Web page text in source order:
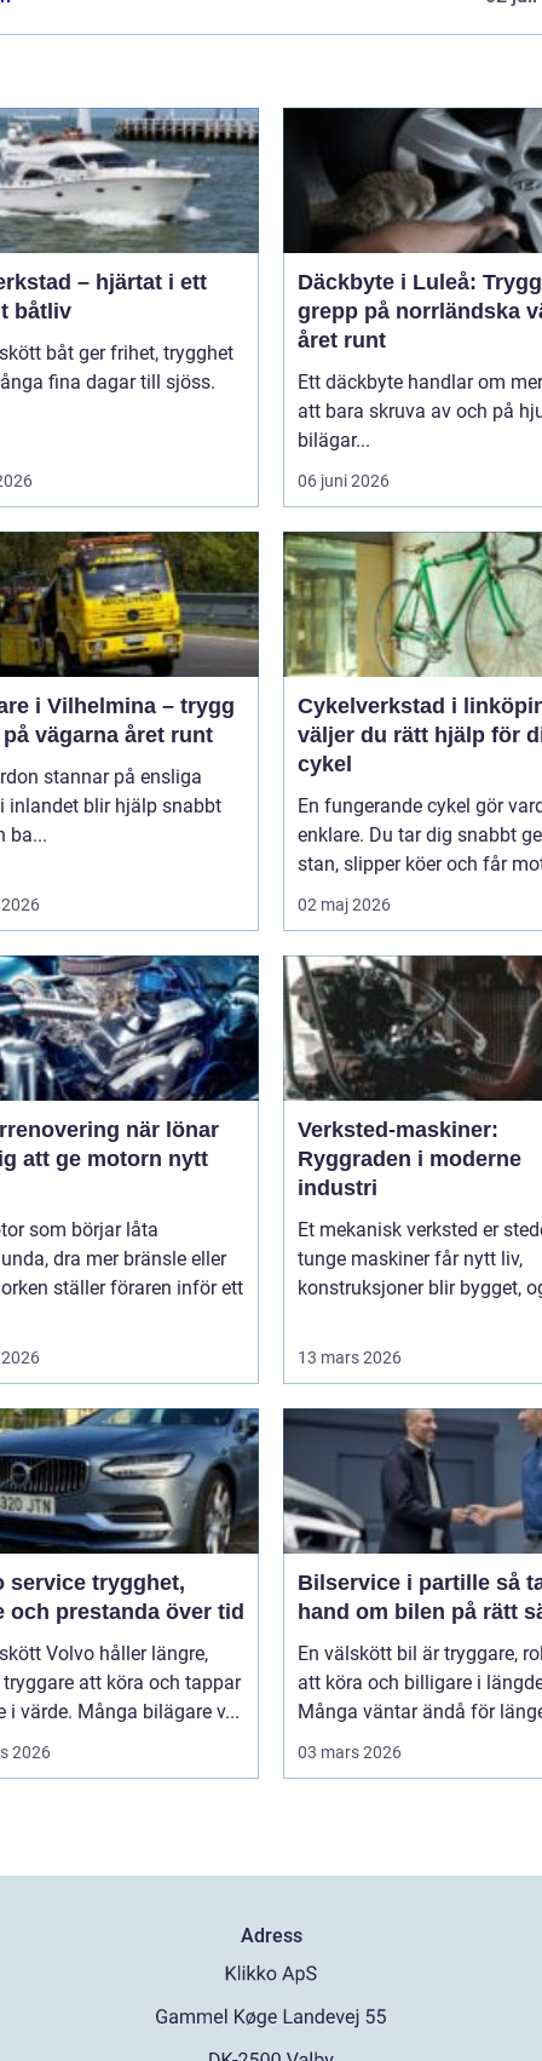
– hjärtat i ett
båtliv
båt ger frihet, trygghet
fina dagar till sjöss.
Däckbyte i Luleå:
grepp på norrländska
året runt
Ett däckbyte handlar om
att bara skruva av och på
bilägar...
06 juni 2026
i Vilhelmina – trygg
vägarna året runt
stannar på ensliga
inlandet blir hjälp snabbt
ba...
Cykelverkstad i linköping
väljer du rätt hjälp för
cykel
En fungerande cykel gör
enklare. Du tar dig snabbt
stan, slipper köer och får
02 maj 2026
när lönar
att ge motorn nytt
som börjar låta
dra mer bränsle eller
ställer föraren inför ett
Verksted-maskiner:
Ryggraden i moderne
industri
Et mekanisk verksted er
tunge maskiner får nytt liv,
konstruksjoner blir bygget,
13 mars 2026
trygghet,
och prestanda över tid
Volvo håller längre,
att köra och tappar
i värde. Många bilägare v...
2026
Bilservice i partille så tar du
hand om bilen på rätt
En välskött bil är tryggare,
att köra och billigare i
Många väntar ändå för
03 mars 2026
Adress